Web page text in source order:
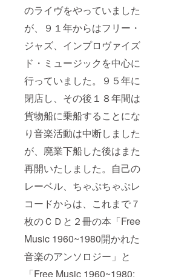
のライヴをやっていました
が、９１年からはフリー・
ジャズ、インプロヴァイズ
ド・ミュージックを中心に
行っていました。９５年に
閉店し、その後１８年間は
貨物船に乗船することにな
り音楽活動は中断しました
が、廃業下船した後はまた
再開いたしました。自己の
レーベル、ちゃぷちゃぷレ
コードからは、これまで７
枚のＣＤと２冊の本「Free
Music 1960~1980開かれた
音楽のアンソロジー」と
「Free Music 1960~1980: